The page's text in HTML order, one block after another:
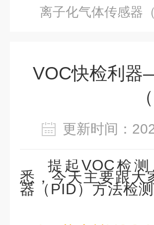
离子化气体传感器
VOC快检利
更新时间：
提起VOC检
悉，今天主要跟大
器（PID）方法检测